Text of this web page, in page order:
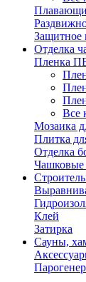
Защитное
Отделка
Пленка
Все
Мозаика
Плитка
Отделка
Чашковые
Клей
Затирка
Сауны,